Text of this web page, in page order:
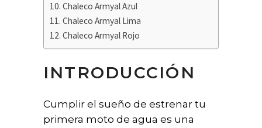
Chaleco Armyal Azul
Chaleco Armyal Lima
Chaleco Armyal Rojo
INTRODUCCIÓN
Cumplir el sueño de estrenar tu
primera moto de agua es una